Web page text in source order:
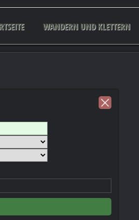
WANDERN UND KLETTERN